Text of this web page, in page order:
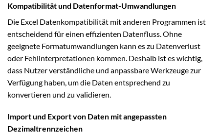
Kompatibilität und Datenformat-Umwandlungen
Die Excel Datenkompatibilität mit anderen Programmen ist
entscheidend für einen effizienten Datenfluss. Ohne
geeignete Formatumwandlungen kann es zu Datenverlust
oder Fehlinterpretationen kommen. Deshalb ist es wichtig,
dass Nutzer verständliche und anpassbare Werkzeuge zur
Verfügung haben, um die Daten entsprechend zu
konvertieren und zu validieren.
Import und Export von Daten mit angepassten
Dezimaltrennzeichen